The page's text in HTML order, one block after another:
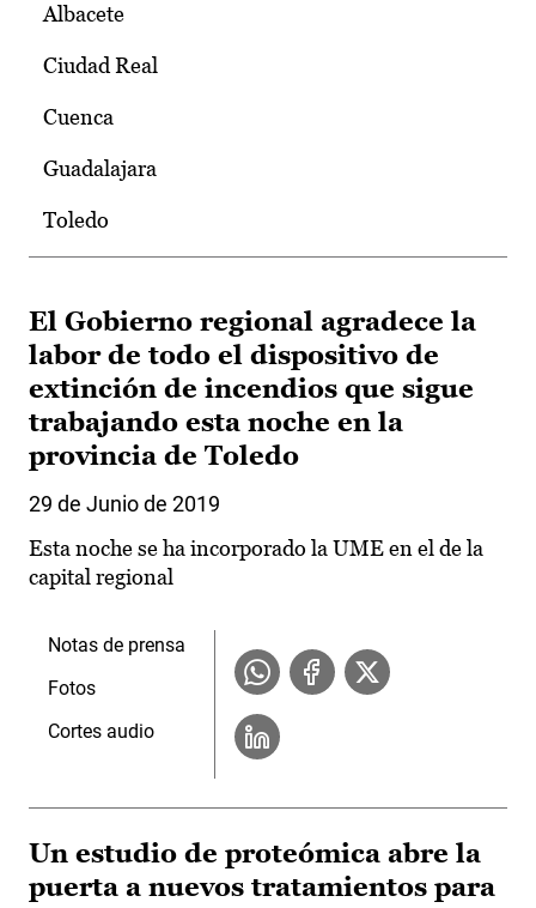
Albacete
Ciudad Real
Cuenca
Guadalajara
Toledo
El Gobierno regional agradece la
labor de todo el dispositivo de
extinción de incendios que sigue
trabajando esta noche en la
provincia de Toledo
29 de Junio de 2019
Esta noche se ha incorporado la UME en el de la
capital regional
Notas de prensa
Fotos
Cortes audio
Un estudio de proteómica abre la
puerta a nuevos tratamientos para